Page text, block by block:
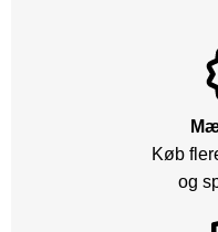
Køb
og